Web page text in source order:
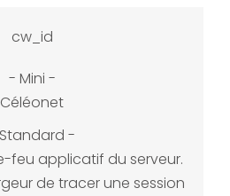
cw_id
Céléonet
feu applicatif du serveur.
de tracer une session